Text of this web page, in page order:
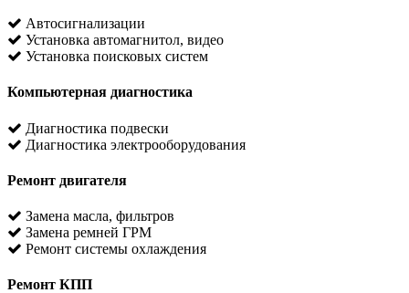
Автосигнализации
Установка автомагнитол, видео
Установка поисковых систем
Компьютерная диагностика
Диагностика подвески
Диагностика электрооборудования
Ремонт двигателя
Замена масла, фильтров
Замена ремней ГРМ
Ремонт системы охлаждения
Ремонт КПП